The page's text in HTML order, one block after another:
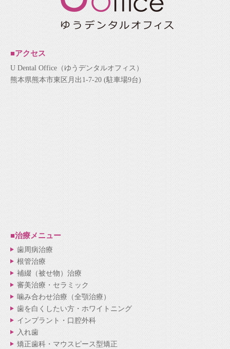
■アクセス
U Dental Office（ゆうデンタルオフィス）
熊本県熊本市東区月出1-7-20 (駐車場9台)
■治療メニュー
歯周病治療
根管治療
補綴（被せ物）治療
審美治療・セラミック
噛み合わせ治療（全顎治療）
歯を白くしたい方・ホワイトニング
インプラント・口腔外科
入れ歯
矯正歯科・マウスピース型矯正